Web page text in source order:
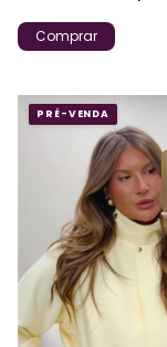
Comprar
PRÉ-VENDA